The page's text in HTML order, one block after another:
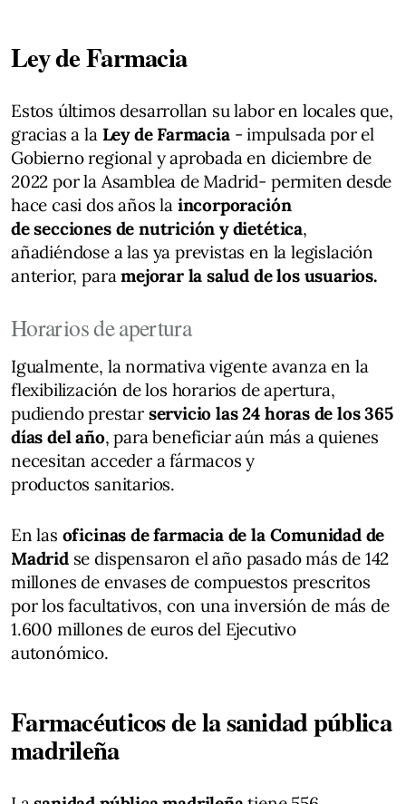
Ley de Farmacia
Estos últimos desarrollan su labor en locales que,
gracias a la Ley de Farmacia- impulsada por el
Gobierno regional y aprobada en diciembre de
2022 por la Asamblea de Madrid- permiten desde
hace casi dos años la incorporación
de secciones de nutrición y dietética,
añadiéndose a las ya previstas en la legislación
anterior, paramejorar la salud de los usuarios.
Horarios de apertura
Igualmente, la normativa vigente avanza en la
flexibilización de los horarios de apertura,
pudiendo prestar servicio las 24 horas de los 365
días del año, para beneficiar aún más a quienes
necesitan acceder a fármacos y
productos sanitarios.
En las oficinas de farmacia de la Comunidad de
Madridse dispensaron el año pasado más de 142
millones de envases de compuestos prescritos
por los facultativos, con una inversión de más de
1.600 millones de euros del Ejecutivo
autonómico.
Farmacéuticos de la sanidad pública
madrileña